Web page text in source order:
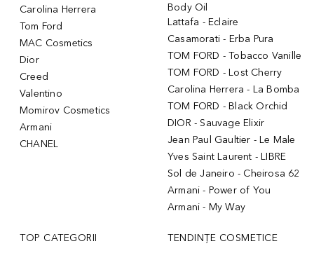
Carolina Herrera
Tom Ford
MAC Cosmetics
Dior
Creed
Valentino
Momirov Cosmetics
Armani
CHANEL
Body Oil
Lattafa - Eclaire
Casamorati - Erba Pura
TOM FORD - Tobacco Vanille
TOM FORD - Lost Cherry
Carolina Herrera - La Bomba
TOM FORD - Black Orchid
DIOR - Sauvage Elixir
Jean Paul Gaultier - Le Male
Yves Saint Laurent - LIBRE
Sol de Janeiro - Cheirosa 62
Armani - Power of You
Armani - My Way
TOP CATEGORII TENDINȚE COSMETICE